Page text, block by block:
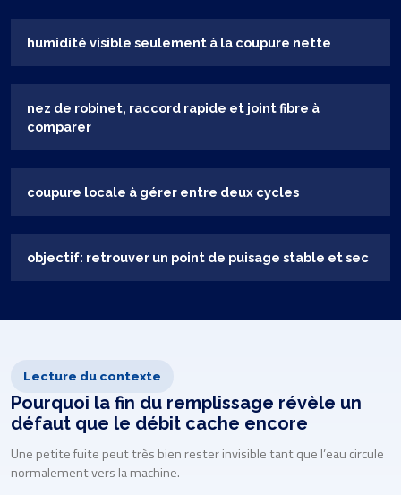
humidité visible seulement à la coupure nette
nez de robinet, raccord rapide et joint fibre à
comparer
coupure locale à gérer entre deux cycles
objectif: retrouver un point de puisage stable et sec
Lecture du contexte
Pourquoi la fin du remplissage révèle un
défaut que le débit cache encore
Une petite fuite peut très bien rester invisible tant que l’eau circule
normalement vers la machine.